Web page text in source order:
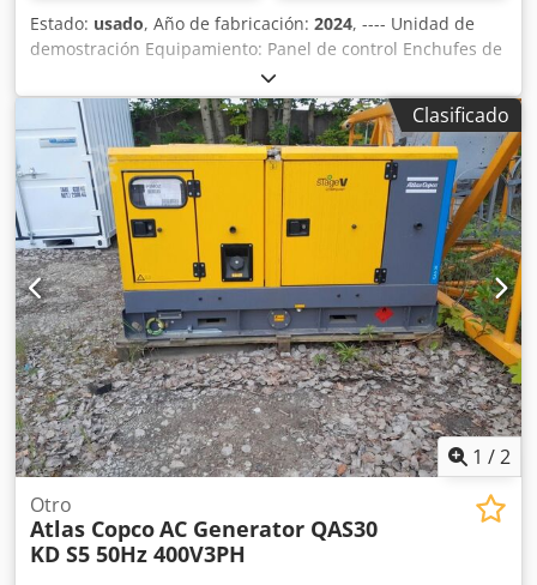
Estado: usado, Año de fabricación: 2024, ---- Unidad de
demostración Equipamiento: Panel de control Enchufes de
5 polos ELP B 32/16 A +DS Enchufe de 16 A RIM Relé de
control de aislamiento Interruptor de batería Manual de
instrucciones (en alemán) Crodpfxszkz Eae AdhefClasificado
1 /2
Otro
Atlas CopcoAC Generator QAS30
KD S5 50Hz 400V3PH